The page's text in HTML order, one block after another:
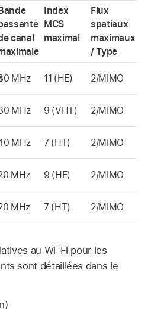
Bande
canal
Index
MCS
maximal
Flux
spatiaux
maximaux
/ Type
MHz 11 (HE) 2/MIMO
MHz 9 (VHT) 2/MIMO
MHz 7 (HT) 2/MIMO
MHz 9 (HE) 2/MIMO
MHz 7 (HT) 2/MIMO
au Wi-Fi pour les
sont détaillées dans le